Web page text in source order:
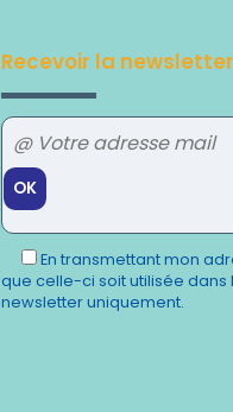
Recevoir la newsletter
Veuillez
laisser
ce
champ
En transmettant mon
que celle-ci soit utilisée dans
newsletter uniquement.